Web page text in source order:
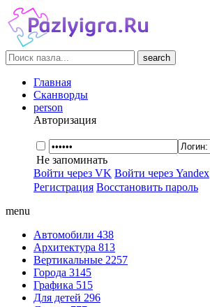
search
Главная
Сканворды
person
Авторизация
Не запоминать
Войти через VK Войти через Yandex
Регистрация Восстановить пароль
menu
Автомобили 438
Архитектура 813
Вертикальные 2257
Города 3145
Графика 515
Для детей 296